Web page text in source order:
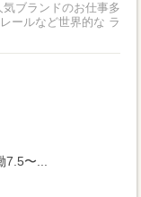
ブランドのお仕事多
7.5〜...